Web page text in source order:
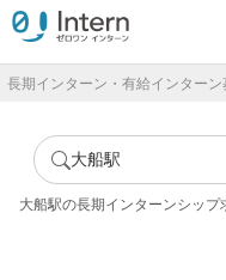
長期インターン・有給インター
大船駅
大船駅の長期インターンシップ